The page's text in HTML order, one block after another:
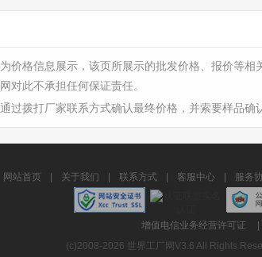
价格信息展示，该页所展示的批发价格、报价等
对此不承担任何保证责任。
过拨打厂家联系方式确认最终价格，并索要样品
网站首页 关于我们 联系方式 客服中心 服务
增值电信业务经营许可证
(c)2008-2026 世界工厂网V3.6 All Rights